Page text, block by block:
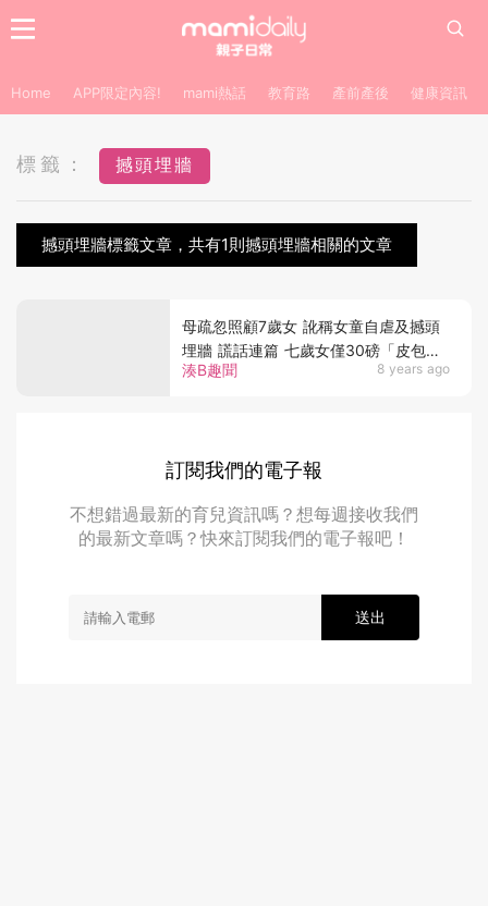
Home APP限定內容! mami熱話 教育路 產前產後 健康資訊
標籤： 撼頭埋牆
撼頭埋牆標籤文章，共有1則撼頭埋牆相關的文章
湊B趣聞 8 years ago
母疏忽照顧7歲女 訛稱女童自虐及撼頭
埋牆 謊話連篇 七歲女僅30磅「皮包
骨」
訂閱我們的電子報
不想錯過最新的育兒資訊嗎？想每週接收我們
的最新文章嗎？快來訂閱我們的電子報吧！
送出